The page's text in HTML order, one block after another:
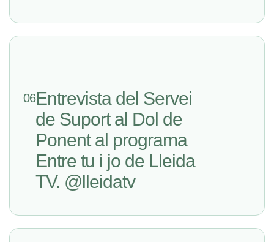
06Entrevista del Servei
de Suport al Dol de
Ponent al programa
Entre tu i jo de Lleida
TV. @lleidatv